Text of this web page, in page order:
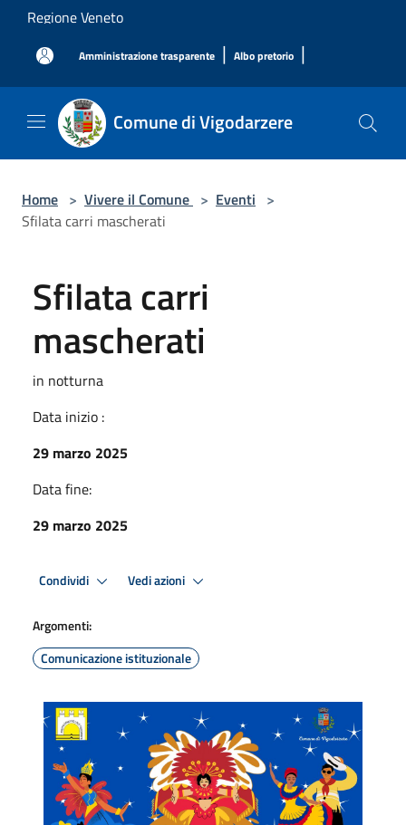
Salta al contenuto principale
Regione Veneto
Amministrazione trasparente | Albo pretorio |
Comune di Vigodarzere
Home > Vivere il Comune > Eventi >
Sfilata carri mascherati
Sfilata carri
mascherati
in notturna
Data inizio :
29 marzo 2025
Data fine:
29 marzo 2025
Condividi Vedi azioni
Argomenti:
Comunicazione istituzionale